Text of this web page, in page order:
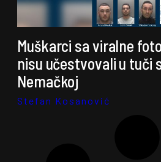
Muškarci sa viralne
nisu učestvovali u tuči
Nemačkoj
Stefan Kosanović